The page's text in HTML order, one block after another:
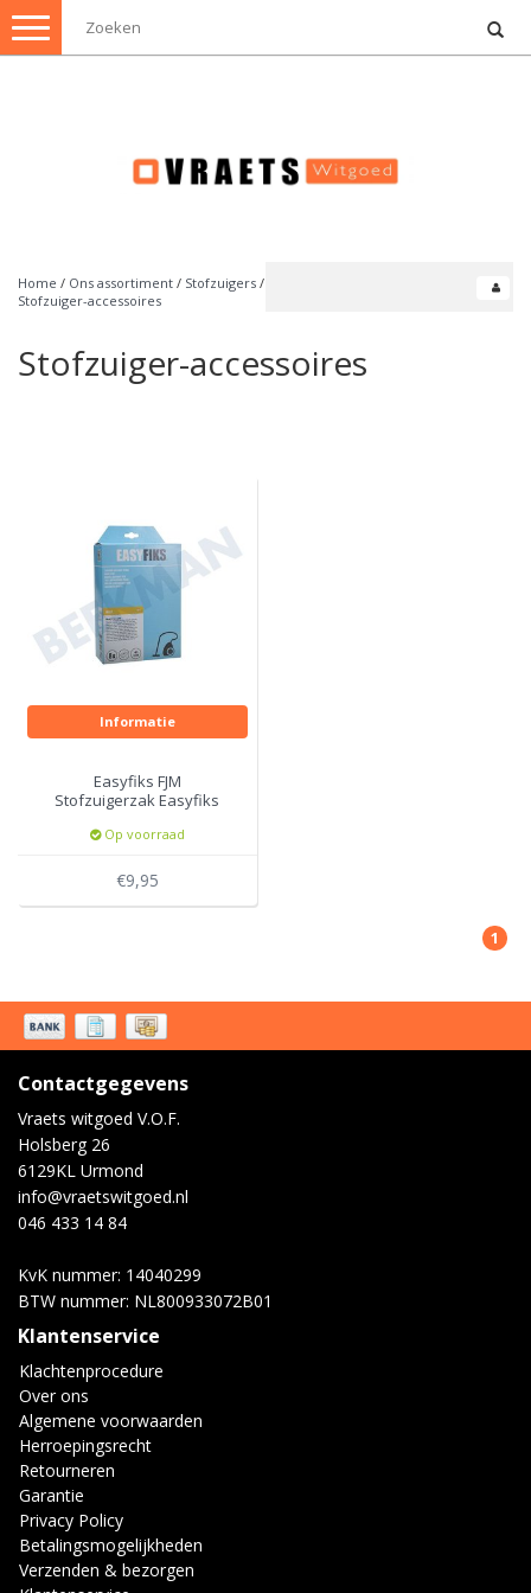
Toggle
navigation
Home / Ons assortiment / Stofzuigers /
Stofzuiger-accessoires
Stofzuiger-accessoires
Informatie
Easyfiks FJM
Stofzuigerzak Easyfiks
Op voorraad
€9,95
1
Contactgegevens
Vraets witgoed V.O.F.
Holsberg 26
6129KL Urmond
info@vraetswitgoed.nl
046 433 14 84
KvK nummer: 14040299
BTW nummer: NL800933072B01
Klantenservice
Klachtenprocedure
Over ons
Algemene voorwaarden
Herroepingsrecht
Retourneren
Garantie
Privacy Policy
Betalingsmogelijkheden
Verzenden & bezorgen